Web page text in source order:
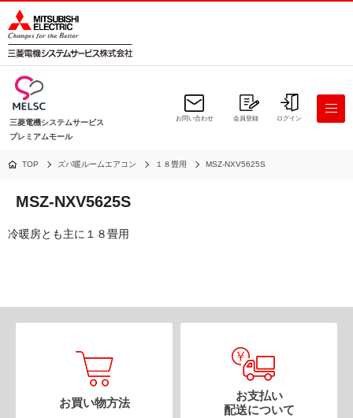
三菱電機システムサービス
プレミアムモール
お問い合わせ 会員登録 ログイン
TOP ズバ暖ルームエアコン １８畳用 MSZ-NXV5625S
MSZ-NXV5625S
冷暖房とも主に１８畳用
お買い物方法
お支払い
配送について